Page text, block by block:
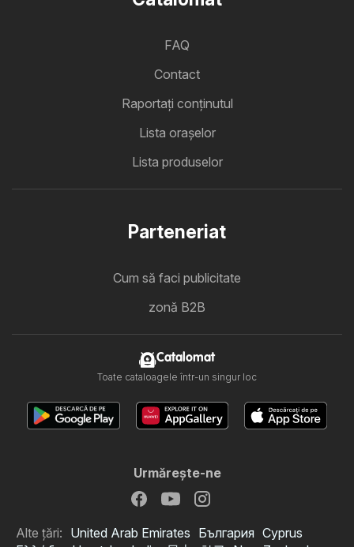
FAQ
Contact
Raportați conținutul
Lista oraşelor
Lista produselor
Parteneriat
Cum să faci publicitate
zonă B2B
Catalomat
Toate cataloagele într-un singur loc
Urmăreşte-ne
Alte țări: United Arab Emirates България Cyprus